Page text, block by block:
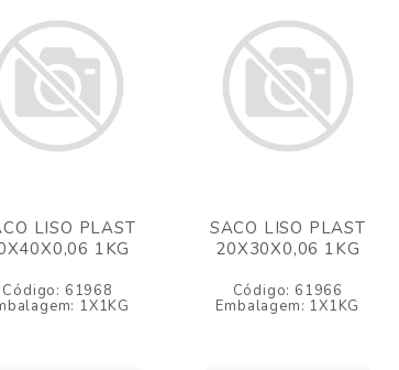
LISO PLAST
1KG
Código: 61968
1X1KG
SACO LISO PLAST
20X30X0,06 1KG
Código: 61966
Embalagem: 1X1KG